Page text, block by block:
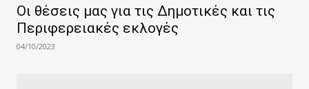
Οι θέσεις μας για τις Δημοτικές και τις
Περιφερειακές εκλογές
04/10/2023